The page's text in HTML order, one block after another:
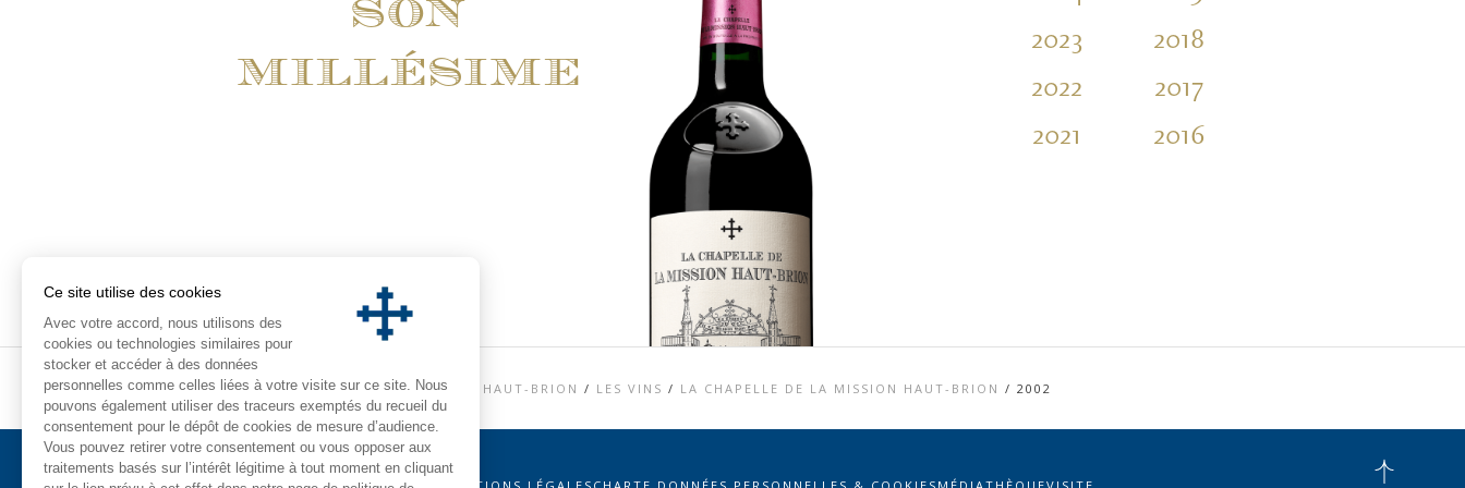
son
millésime
2023
2022
2021
2018
2017
2016
MISSION HAUT-BRION / LES VINS / LA CHAPELLE DE LA MISSION HAUT-BRION / 2002
Ce site utilise des cookies
Avec votre accord, nous utilisons des
cookies ou technologies similaires pour
stocker et accéder à des données
personnelles comme celles liées à votre visite sur ce site. Nous
pouvons également utiliser des traceurs exemptés du recueil du
consentement pour le dépôt de cookies de mesure d’audience.
Vous pouvez retirer votre consentement ou vous opposer aux
traitements basés sur l’intérêt légitime à tout moment en cliquant